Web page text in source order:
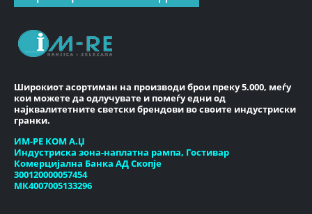
Широкиот асортиман на производи брои преку 5.000, меѓу
кои можете да одлучувате и помеѓу едни од
најквалитетните светски брендови во своите индустриски
гранки.
ИМ-РЕ КОМ А.Џ
Индустриска зона-наплатна рампа, Гостивар
Комерцијална Банка АД Скопје
300120000057454
МК4007005133296